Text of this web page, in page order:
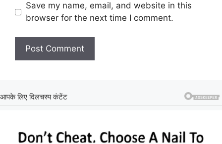
Save my name, email, and website in this
browser for the next time I comment.